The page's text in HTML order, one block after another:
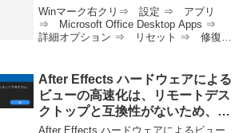
Winマーク右クリ⇒ 設定 ⇒ アプリ
⇒ Microsoft Office Desktop Apps ⇒
詳細オプション ⇒ リセット ⇒ 修復こ
After Effects ハードウェアによる
ビューの高速化は、リモートデス
クトップと互換性がないため、無
効になりました。
After Effects ハードウェアによるビュー